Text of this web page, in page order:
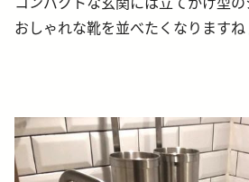
おしゃれな靴を並べたくなります